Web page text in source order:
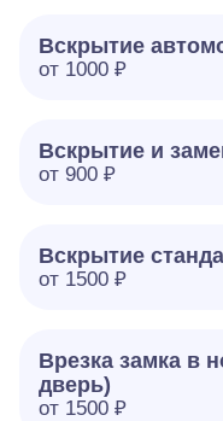
Вскрытие
от 1000 ₽
Вскрытие и
от 900 ₽
Вскрытие
от 1500 ₽
Врезка замка в
дверь)
от 1500 ₽